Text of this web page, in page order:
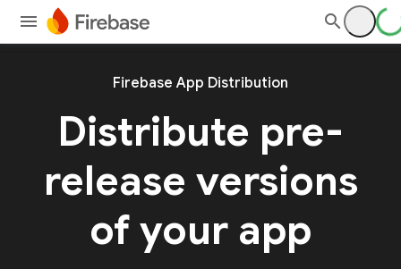
Firebase App Distribution
Distribute pre-
release versions
of your app